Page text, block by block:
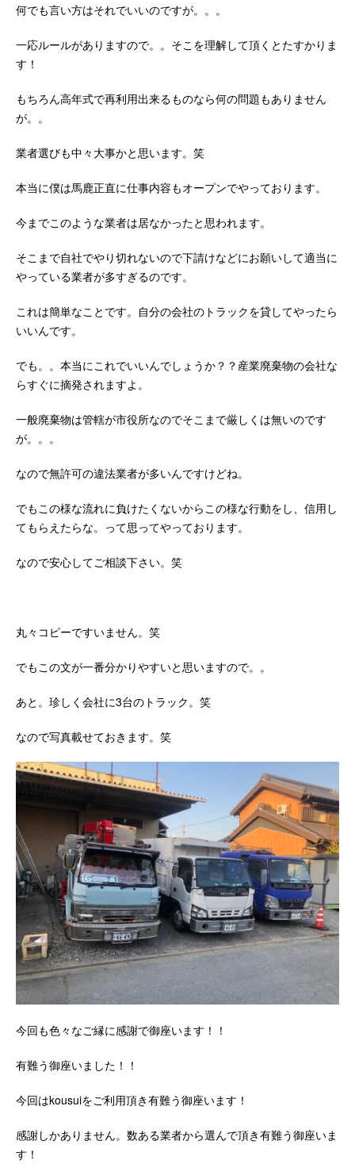
何でも言い方はそれでいいのですが。。。
一応ルールがありますので。。そこを理解して頂くとたすかりま
す！
もちろん高年式で再利用出来るものなら何の問題もありません
が。。
業者選びも中々大事かと思います。笑
本当に僕は馬鹿正直に仕事内容もオープンでやっております。
今までこのような業者は居なかったと思われます。
そこまで自社でやり切れないので下請けなどにお願いして適当に
やっている業者が多すぎるのです。
これは簡単なことです。自分の会社のトラックを貸してやったら
いいんです。
でも。。本当にこれでいいんでしょうか？？産業廃棄物の会社な
らすぐに摘発されますよ。
一般廃棄物は管轄が市役所なのでそこまで厳しくは無いのです
が。。。
なので無許可の違法業者が多いんですけどね。
でもこの様な流れに負けたくないからこの様な行動をし、信用し
てもらえたらな。って思ってやっております。
なので安心してご相談下さい。笑
丸々コピーですいません。笑
でもこの文が一番分かりやすいと思いますので。。
あと。珍しく会社に3台のトラック。笑
なので写真載せておきます。笑
今回も色々なご縁に感謝で御座います！！
有難う御座いました！！
今回はkousuiをご利用頂き有難う御座います！
感謝しかありません。数ある業者から選んで頂き有難う御座いま
す！